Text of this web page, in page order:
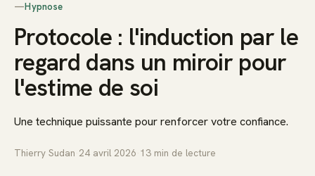
—Hypnose
Protocole : l'induction par le
regard dans un miroir pour
l'estime de soi
Une technique puissante pour renforcer votre confiance.
Thierry Sudan 24 avril 2026 13 min de lecture